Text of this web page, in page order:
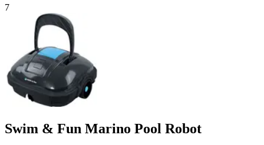
7
Swim & Fun Marino Pool Robot